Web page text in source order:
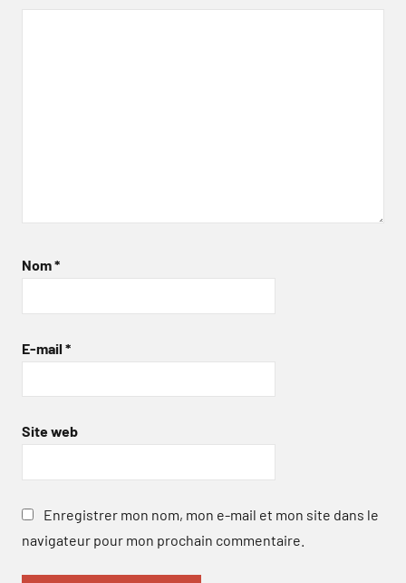
Nom*
E-mail *
Site web
Enregistrer mon nom, mon e-mail et mon site dans le
navigateur pour mon prochain commentaire.